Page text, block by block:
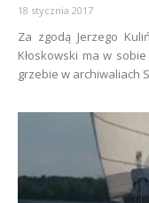
18 stycznia 2017
Za zgodą Jerzego
Kłoskowski ma w
grzebie w archiwaliach